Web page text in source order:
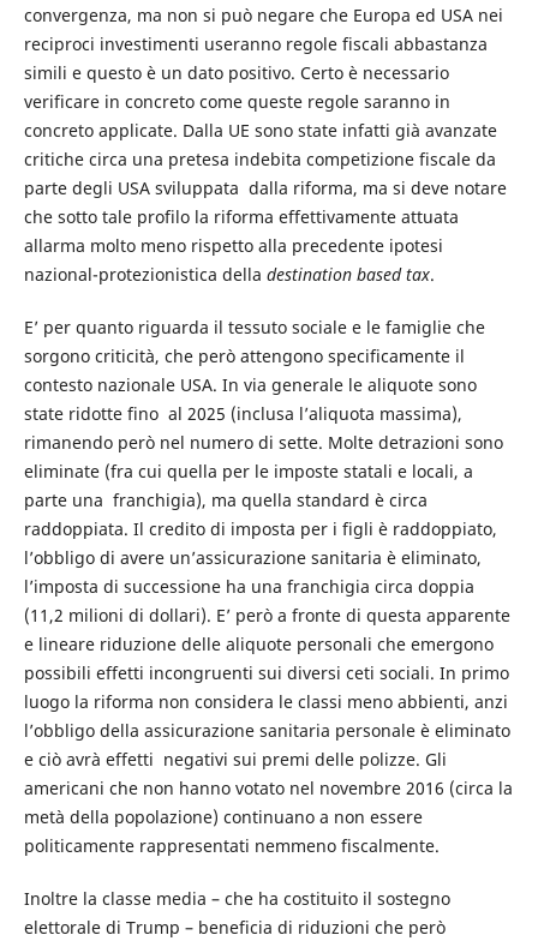
convergenza, ma non si può negare che Europa ed USA nei
reciproci investimenti useranno regole fiscali abbastanza
simili e questo è un dato positivo. Certo è necessario
verificare in concreto come queste regole saranno in
concreto applicate. Dalla UE sono state infatti già avanzate
critiche circa una pretesa indebita competizione fiscale da
parte degli USA sviluppata dalla riforma, ma si deve notare
che sotto tale profilo la riforma effettivamente attuata
allarma molto meno rispetto alla precedente ipotesi
nazional-protezionistica della destination based tax.
E’ per quanto riguarda il tessuto sociale e le famiglie che
sorgono criticità, che però attengono specificamente il
contesto nazionale USA. In via generale le aliquote sono
state ridotte fino al 2025 (inclusa l’aliquota massima),
rimanendo però nel numero di sette. Molte detrazioni sono
eliminate (fra cui quella per le imposte statali e locali, a
parte una franchigia), ma quella standard è circa
raddoppiata. Il credito di imposta per i figli è raddoppiato,
l’obbligo di avere un’assicurazione sanitaria è eliminato,
l’imposta di successione ha una franchigia circa doppia
(11,2 milioni di dollari). E’ però a fronte di questa apparente
e lineare riduzione delle aliquote personali che emergono
possibili effetti incongruenti sui diversi ceti sociali. In primo
luogo la riforma non considera le classi meno abbienti, anzi
l’obbligo della assicurazione sanitaria personale è eliminato
e ciò avrà effetti negativi sui premi delle polizze. Gli
americani che non hanno votato nel novembre 2016 (circa la
metà della popolazione) continuano a non essere
politicamente rappresentati nemmeno fiscalmente.
Inoltre la classe media – che ha costituito il sostegno
elettorale di Trump – beneficia di riduzioni che però